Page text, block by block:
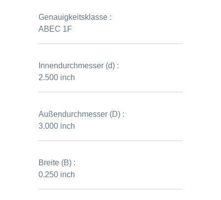
Genauigkeitsklasse :
ABEC 1F
Innendurchmesser (d) :
2.500 inch
Außendurchmesser (D) :
3.000 inch
Breite (B) :
0.250 inch